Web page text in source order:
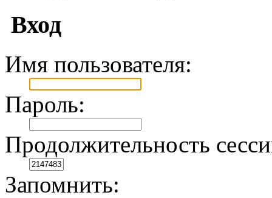
Вход
Имя пользователя:
Пароль:
Продолжительность
Запомнить: